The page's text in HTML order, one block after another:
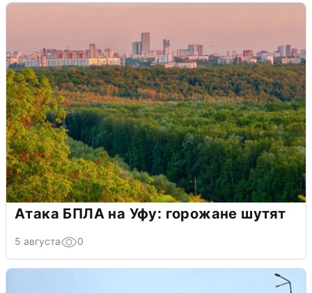
Атака БПЛА на Уфу: горожане шутят
5 августа 0